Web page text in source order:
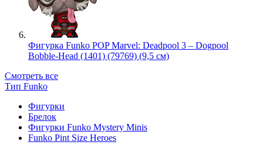
Фигурка Funko POP Marvel: Deadpool 3 – Dogpool
Bobble-Head (1401) (79769) (9,5 см)
Смотреть все
Тип Funko
Фигурки
Брелок
Фигурки Funko Mystery Minis
Funko Pint Size Heroes